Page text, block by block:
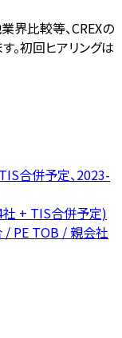
界比較等、CREXの
。初回ヒアリングは
合併予定、2023-
+ TIS合併予定)
PE TOB / 親会社